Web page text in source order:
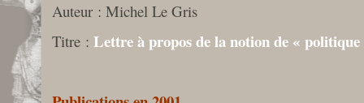
Auteur : Michel Le Gris
Titre : Lettre à propos de la notion de « politique